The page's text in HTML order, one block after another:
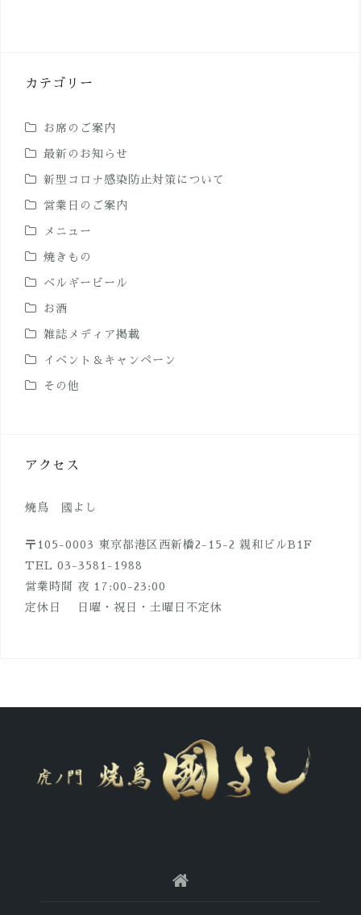
カテゴリー
お席のご案内
最新のお知らせ
新型コロナ感染防止対策について
営業日のご案内
メニュー
焼きもの
ベルギービール
お酒
雑誌メディア掲載
イベント＆キャンペーン
その他
アクセス
焼鳥 國よし
〒105-0003 東京都港区西新橋2-15-2 親和ビルB1F
TEL 03-3581-1988
営業時間 夜 17:00-23:00
定休日 日曜・祝日・土曜日不定休